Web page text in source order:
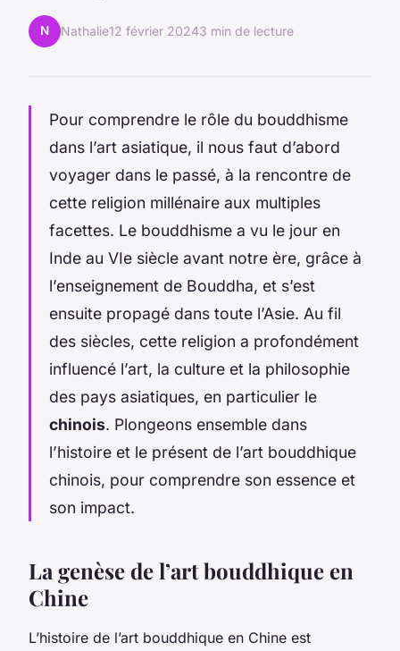
N Nathalie12 février 20243 min de lecture
Pour comprendre le rôle du bouddhisme
dans l’art asiatique, il nous faut d’abord
voyager dans le passé, à la rencontre de
cette religion millénaire aux multiples
facettes. Le bouddhisme a vu le jour en
Inde au VIe siècle avant notre ère, grâce à
l’enseignement de Bouddha, et s’est
ensuite propagé dans toute l’Asie. Au fil
des siècles, cette religion a profondément
influencé l’art, la culture et la philosophie
des pays asiatiques, en particulier le
chinois. Plongeons ensemble dans
l’histoire et le présent de l’art bouddhique
chinois, pour comprendre son essence et
son impact.
La genèse de l’art bouddhique en
Chine
L’histoire de l’art bouddhique en Chine est